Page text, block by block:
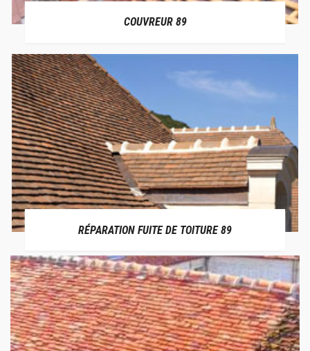
COUVREUR 89
RÉPARATION FUITE DE TOITURE 89